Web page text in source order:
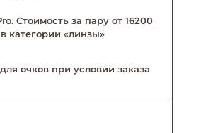
Стоимость за пару от 16200
категории «линзы»
очков при условии заказа